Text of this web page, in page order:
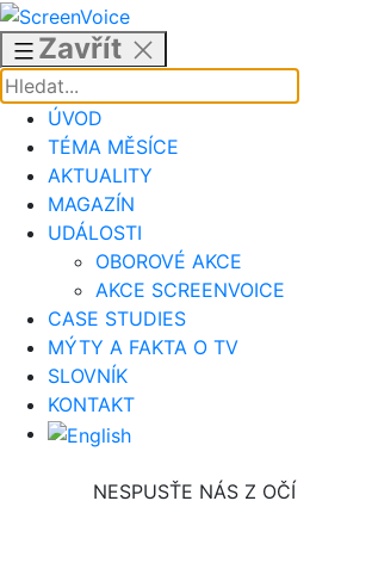
Přejít
obsahu
Zavřít
ÚVOD
TÉMA MĚSÍCE
AKTUALITY
MAGAZÍN
UDÁLOSTI
OBOROVÉ AKCE
AKCE SCREENVOICE
CASE STUDIES
MÝTY A FAKTA O TV
SLOVNÍK
KONTAKT
NESPUSŤE NÁS Z OČÍ